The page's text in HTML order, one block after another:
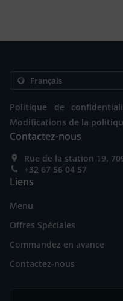
Politique de
Modifications de la
Contactez-nous
Rue de la station 19,
+32 67 56 04 57
Liens
Menu
Offres Spéciales
Commandez en avance
Contactez-nous